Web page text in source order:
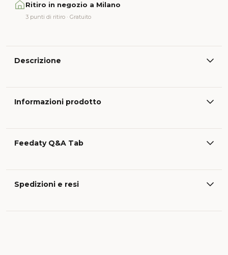
Ritiro in negozio a Milano
3 punti di ritiro · Gratuito
Descrizione
Informazioni prodotto
Feedaty Q&A Tab
Spedizioni e resi